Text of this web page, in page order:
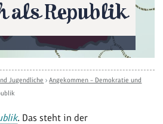
als Republik
Jugendliche ›Angekommen – Demokratie und
. Das steht in der